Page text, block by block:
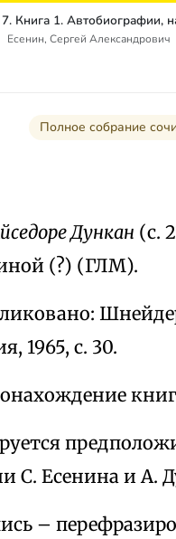
Есенин, Сергей Александрович
Полное собрание
Дункан (с.
(?) (ГЛМ).
1965, с. 30.
С. Есенина и А.
–